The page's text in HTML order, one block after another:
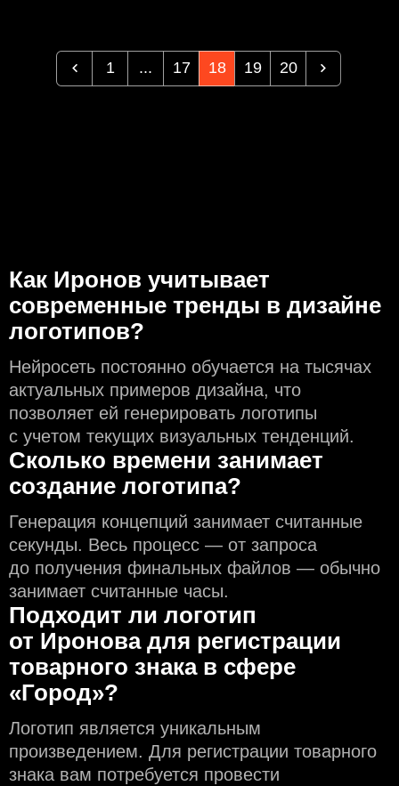
1 ... 17 18 19 20
Как Иронов учитывает
современные тренды в дизайне
логотипов?
Нейросеть постоянно обучается на тысячах
актуальных примеров дизайна, что
позволяет ей генерировать логотипы
с учeтом текущих визуальных тенденций.
Сколько времени занимает
создание логотипа?
Генерация концепций занимает считанные
секунды. Весь процесс — от запроса
до получения финальных файлов — обычно
занимает считанные часы.
Подходит ли логотип
от Иронова для регистрации
товарного знака в сфере
«Город»?
Логотип является уникальным
произведением. Для регистрации товарного
знака вам потребуется провести